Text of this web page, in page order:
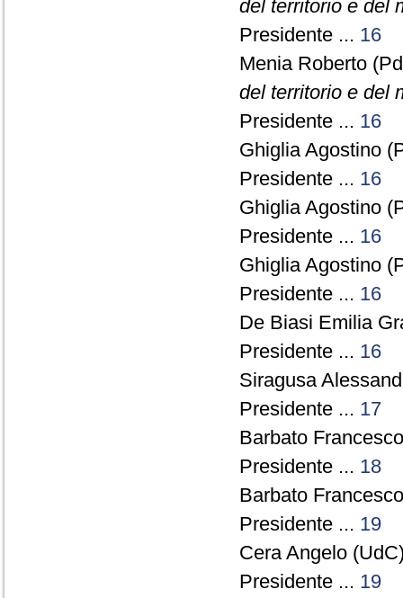
del territorio e del
Presidente ... 16
Menia Roberto
del territorio e del
Presidente ... 16
Ghiglia Agostino
Presidente ... 16
Ghiglia Agostino
Presidente ... 16
Ghiglia Agostino
Presidente ... 16
De Biasi Emilia
Presidente ... 16
Siragusa
Presidente ... 17
Barbato
Presidente ... 18
Barbato
Presidente ... 19
Cera Angelo
Presidente ... 19